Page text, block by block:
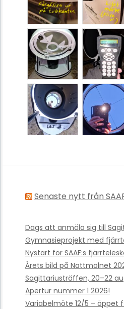
Senaste nytt från
Dags att anmäla sig till
Gymnasieprojekt med
Nystart för SAAF:s
Årets bild på Nattmolnet
Sagittariusträffen, 20–22
Apertur nummer 1 2026!
Variabelmöte 12/5 – öppet